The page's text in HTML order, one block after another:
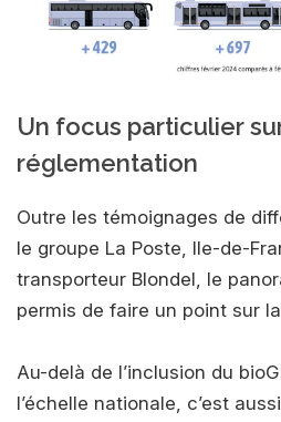
Un focus particulier
réglementation
Outre les témoignages de
le groupe La Poste, Ile-de-
transporteur Blondel, le
permis de faire un point sur
Au-delà de l’inclusion du
l’échelle nationale, c’est